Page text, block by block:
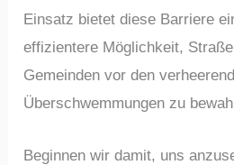
Einsatz bietet diese Barriere
effizientere Möglichkeit,
Gemeinden vor den
Überschwemmungen zu
Beginnen wir damit, uns